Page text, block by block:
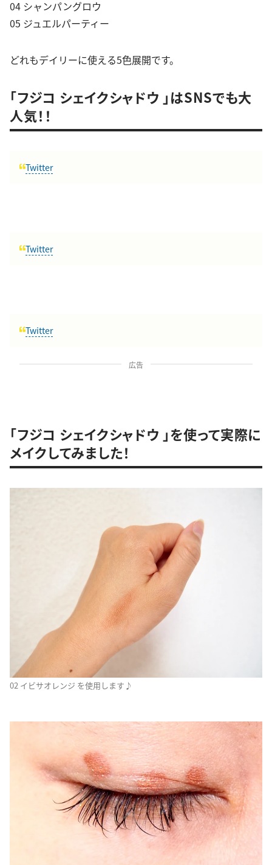
04 シャンパングロウ
05 ジュエルパーティー
どれもデイリーに使える5色展開です。
「フジコ シェイクシャドウ 」はSNSでも大
人気！！
Twitter
Twitter
Twitter
広告
「フジコ シェイクシャドウ 」を使って実際に
メイクしてみました！
02 イビサオレンジ を使用します♪